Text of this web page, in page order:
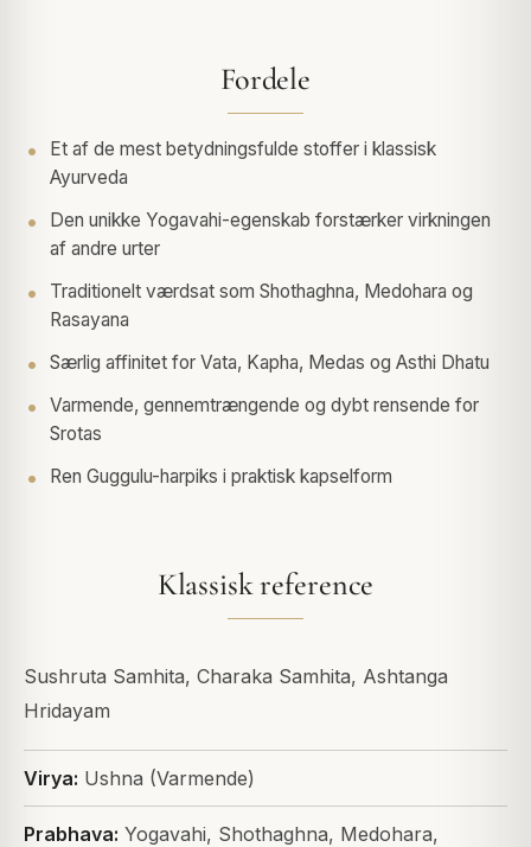
Fordele
Et af de mest betydningsfulde stoffer i klassisk
Ayurveda
Den unikke Yogavahi-egenskab forstærker virkningen
af andre urter
Traditionelt værdsat som Shothaghna, Medohara og
Rasayana
Særlig affinitet for Vata, Kapha, Medas og Asthi Dhatu
Varmende, gennemtrængende og dybt rensende for
Srotas
Ren Guggulu-harpiks i praktisk kapselform
Klassisk reference
Sushruta Samhita, Charaka Samhita, Ashtanga
Hridayam
Virya: Ushna (Varmende)
Prabhava: Yogavahi, Shothaghna, Medohara,